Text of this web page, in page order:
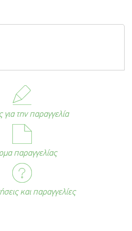
για την παραγγελία
παραγγελίας
και παραγγελίες